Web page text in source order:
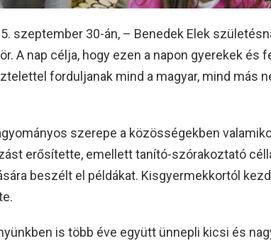
szeptember 30-án, – Benedek Elek
A nap célja, hogy ezen a napon gyerekek és
forduljanak mind a magyar, mind más
szerepe a közösségekben
erősítette, emellett tanító-szórakoztató
beszélt el példákat. Kisgyermekkortól
is több éve együtt ünnepli kicsi és